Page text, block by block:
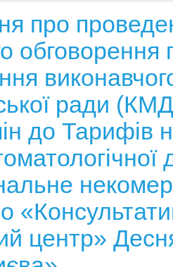
про
обговорення
ради
до Тарифів
центр»